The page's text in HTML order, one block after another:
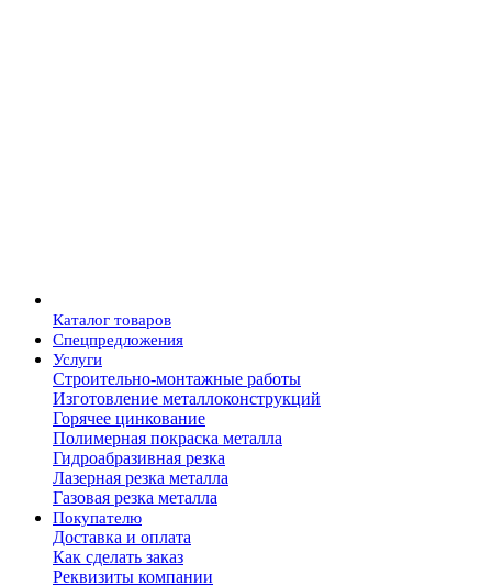
Каталог товаров
Спецпредложения
Услуги
Строительно-монтажные работы
Изготовление металлоконструкций
Горячее цинкование
Полимерная покраска металла
Гидроабразивная резка
Лазерная резка металла
Газовая резка металла
Покупателю
Доставка и оплата
Как сделать заказ
Реквизиты компании